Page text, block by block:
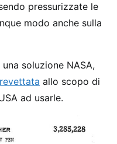
pressurizzate le
modo anche sulla
soluzione NASA,
allo scopo di
ad usarle.